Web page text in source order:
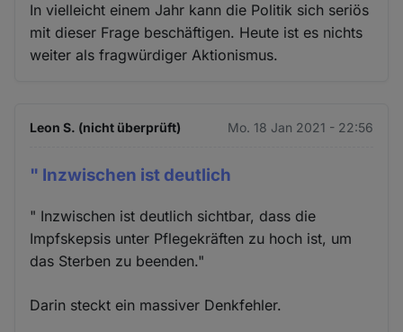
In vielleicht einem Jahr kann die Politik sich seriös
mit dieser Frage beschäftigen. Heute ist es nichts
weiter als fragwürdiger Aktionismus.
Leon S. (nicht überprüft) Mo. 18 Jan 2021 - 22:56
" Inzwischen ist deutlich
" Inzwischen ist deutlich sichtbar, dass die
Impfskepsis unter Pflegekräften zu hoch ist, um
das Sterben zu beenden."
Darin steckt ein massiver Denkfehler.